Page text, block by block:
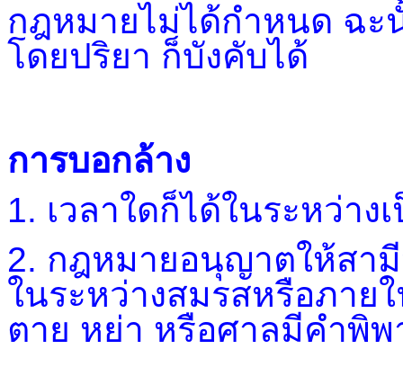
กฎหมายไม่ได้กำหนด ฉะ
โดยปริยา ก็บังคับได้
การบอกล้าง
1. เวลาใดก็ได้ในระหว่า
2. กฎหมายอนุญาตให้สา
ในระหว่างสมรสหรือภาย
ตาย หย่า หรือศาลมีคำพิ